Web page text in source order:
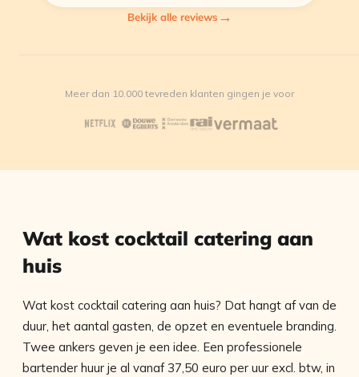
Bekijk alle reviews
Meer dan 10.000 tevreden klanten gingen je voor
Wat kost cocktail catering aan
huis
Wat kost cocktail catering aan huis? Dat hangt af van de
duur, het aantal gasten, de opzet en eventuele branding.
Twee ankers geven je een idee. Een professionele
bartender huur je al vanaf 37,50 euro per uur excl. btw, in